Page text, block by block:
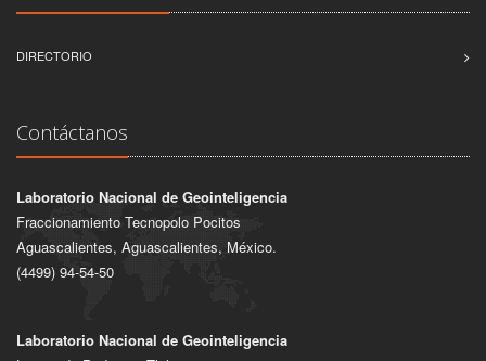
DIRECTORIO
Contáctanos
Laboratorio Nacional de Geointeligencia
Fraccionamiento Tecnopolo Pocitos
Aguascalientes, Aguascalientes, México.
(4499) 94-54-50
Laboratorio Nacional de Geointeligencia